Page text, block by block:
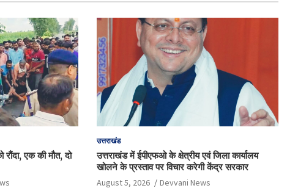
एक की मौत, दो
उत्तराखंड
उत्तराखंड में ईपीएफओ के क्षेत्रीय एवं जिला कार्यालय
खोलने के प्रस्ताव पर विचार करेगी केंद्र सरकार
August 5, 2026 Devvani News